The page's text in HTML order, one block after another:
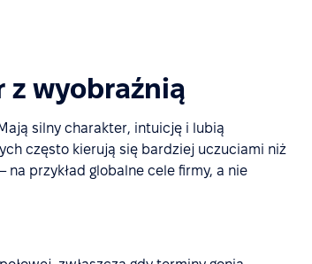
z wyobraźnią
silny charakter, intuicję i lubią
często kierują się bardziej uczuciami niż
przykład globalne cele firmy, a nie